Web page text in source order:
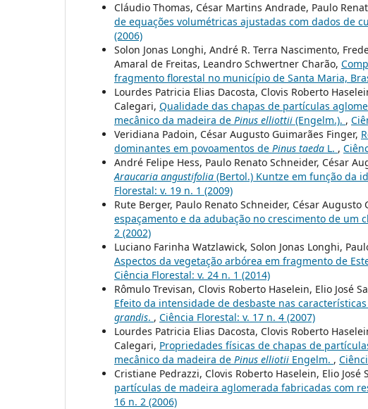
Cláudio Thomas, César Martins Andrade, Paulo
de equações volumétricas ajustadas com dados de
(2006)
Solon Jonas Longhi, André R. Terra Nascimento,
Amaral de Freitas, Leandro Schwertner Charão,
fragmento florestal no município de Santa Maria,
Lourdes Patricia Elias Dacosta, Clovis Roberto
Calegari, Qualidade das chapas de partículas
mecânico da madeira de Pinus elliottii (Engelm.). ,
Veridiana Padoin, César Augusto Guimarães Finger,
dominantes em povoamentos de Pinus taeda L. ,
André Felipe Hess, Paulo Renato Schneider, César
Araucaria angustifolia (Bertol.) Kuntze em função da
Florestal: v. 19 n. 1 (2009)
Rute Berger, Paulo Renato Schneider, César
espaçamento e da adubação no crescimento de um
2 (2002)
Luciano Farinha Watzlawick, Solon Jonas Longhi,
Aspectos da vegetação arbórea em fragmento de
Ciência Florestal: v. 24 n. 1 (2014)
Rômulo Trevisan, Clovis Roberto Haselein, Elio José
Efeito da intensidade de desbaste nas
grandis. , Ciência Florestal: v. 17 n. 4 (2007)
Lourdes Patricia Elias Dacosta, Clovis Roberto
Calegari, Propriedades físicas de chapas de
mecânico da madeira de Pinus elliotii Engelm. ,
Cristiane Pedrazzi, Clovis Roberto Haselein, Elio José
partículas de madeira aglomerada fabricadas com
16 n. 2 (2006)